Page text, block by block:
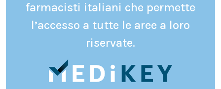
farmacisti italiani che permette
l’accesso a tutte le aree a loro
riservate.